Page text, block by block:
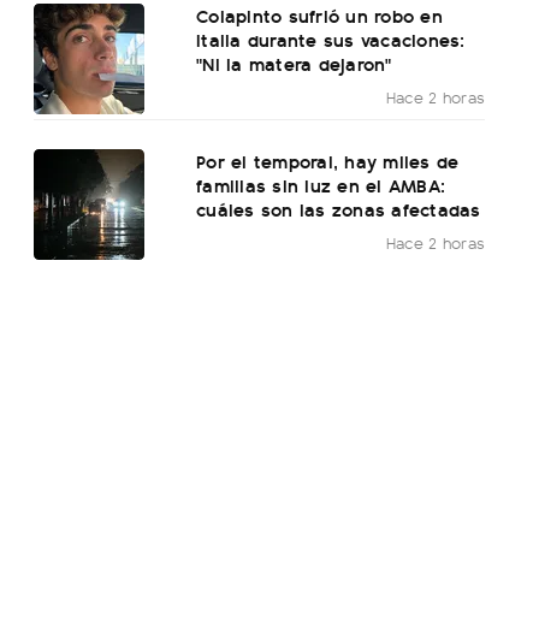
Colapinto sufrió un robo en
Italia durante sus vacaciones:
"Ni la matera dejaron"
Hace 2 horas
Por el temporal, hay miles de
familias sin luz en el AMBA:
cuáles son las zonas afectadas
Hace 2 horas